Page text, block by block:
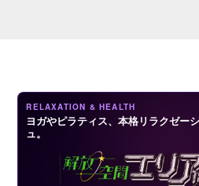
RELAXATION & HEALTH
ヨガやピラティス、本格リラクゼー
ュ。